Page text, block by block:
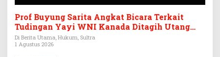
Prof Buyung Sarita Angkat Bicara Terkait
Tudingan Yayi WNI Kanada Ditagih Utang
Rp3,6 Miliar
Di Berita Utama, Hukum, Sultra
1 Agustus 2026